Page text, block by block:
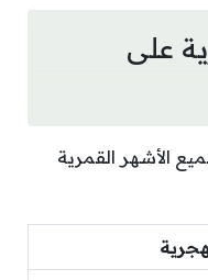
على
الأشهر القمرية